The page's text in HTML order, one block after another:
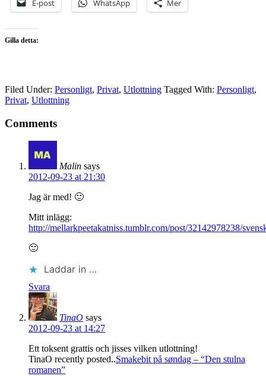
E-post WhatsApp Mer
Gilla detta:
Filed Under: Personligt, Privat, Utlottning Tagged With: Personligt,
Privat, Utlottning
Comments
Malin says
2012-09-23 at 21:30
Jag är med! 🙂
Mitt inlägg:
http://mellarkpeetakatniss.tumblr.com/post/32142978238/
🙂
Laddar in …
Svara
TinaO says
2012-09-23 at 14:27
Ett toksent grattis och jisses vilken utlottning!
TinaO recently posted..Smakebit på søndag – “Den stulna
romanen”